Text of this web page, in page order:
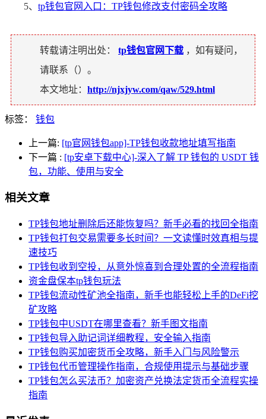
5、 tp钱包官网入口：TP钱包修改支付密码全攻略
转载请注明出处： tp钱包官网下载 ，如有疑问，
请联系（）。
本文地址： http://njxjyw.com/qaw/529.html
标签： 钱包
上一篇: [tp官网钱包app]-TP钱包收款地址填写指南
下一篇 : [tp安卓下载中心]-深入了解 TP 钱包的 USDT 钱
包，功能、使用与安全
相关文章
TP钱包地址删除后还能恢复吗？新手必看的找回全指南
TP钱包打包交易需要多长时间？一文读懂时效真相与提
速技巧
TP钱包收到空投，从意外惊喜到合理处置的全流程指南
资金盘保本tp钱包玩法
TP钱包流动性矿池全指南，新手也能轻松上手的DeFi挖
矿攻略
TP钱包中USDT在哪里查看？新手图文指南
TP钱包导入助记词详细教程，安全输入指南
TP钱包购买加密货币全攻略，新手入门与风险警示
TP钱包代币管理操作指南，合规使用提示与基础步骤
TP钱包怎么买法币？加密资产兑换法定货币全流程实操
指南